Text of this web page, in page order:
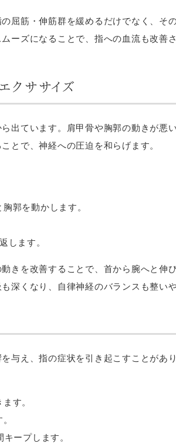
屈筋・伸筋群を緩めるだけでなく、そ
ーズになることで、指への血流も改善
クササイズ
出ています。肩甲骨や胸郭の動きが悪
とで、神経への圧迫を和らげます。
郭を動かします。
します。
きを改善することで、首から腕へと伸
深くなり、自律神経のバランスも整い
与え、指の症状を引き起こすことがあ
す。
ープします。